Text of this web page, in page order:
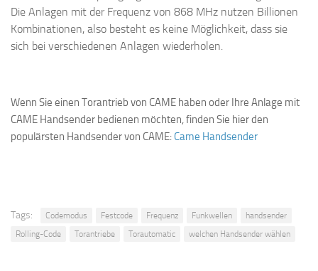
Die Anlagen mit der Frequenz von 868 MHz nutzen Billionen
Kombinationen, also besteht es keine Möglichkeit, dass sie
sich bei verschiedenen Anlagen wiederholen.
Wenn Sie einen Torantrieb von CAME haben oder Ihre Anlage mit
CAME Handsender bedienen möchten, finden Sie hier den
populärsten Handsender von CAME: Came Handsender
Tags: Codemodus Festcode Frequenz Funkwellen
handsender
Rolling-Code
Torantriebe Torautomatic welchen Handsender wählen